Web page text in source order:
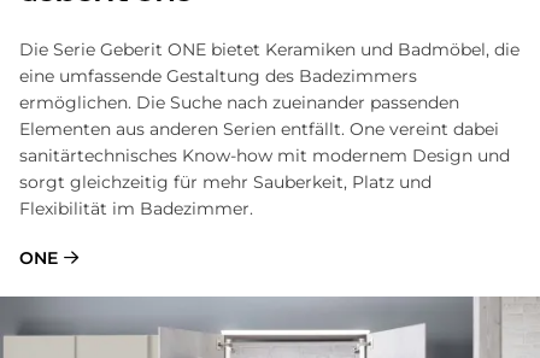
Die Serie Geberit ONE bietet Keramiken und Badmöbel, die
eine umfassende Gestaltung des Badezimmers
ermöglichen. Die Suche nach zueinander passenden
Elementen aus anderen Serien entfällt. One vereint dabei
sanitärtechnisches Know-how mit modernem Design und
sorgt gleichzeitig für mehr Sauberkeit, Platz und
Flexibilität im Badezimmer.
ONE